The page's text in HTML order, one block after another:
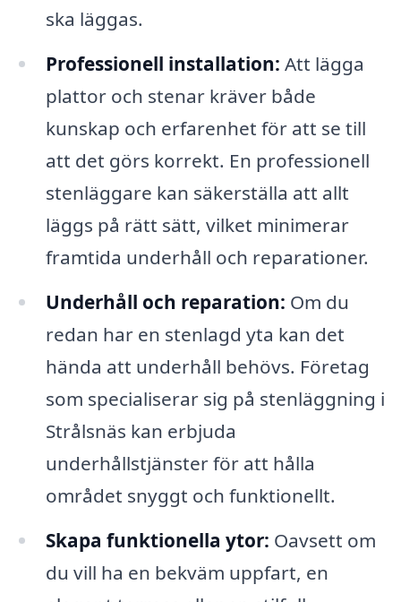
ska läggas.
Professionell installation: Att lägga
plattor och stenar kräver både
kunskap och erfarenhet för att se till
att det görs korrekt. En professionell
stenläggare kan säkerställa att allt
läggs på rätt sätt, vilket minimerar
framtida underhåll och reparationer.
Underhåll och reparation: Om du
redan har en stenlagd yta kan det
hända att underhåll behövs. Företag
som specialiserar sig på stenläggning i
Strålsnäs kan erbjuda
underhållstjänster för att hålla
området snyggt och funktionellt.
Skapa funktionella ytor: Oavsett om
du vill ha en bekväm uppfart, en